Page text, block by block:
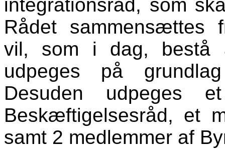
integrationsråd, som
Rådet sammensættes
vil, som i dag, bestå
udpeges på
Desuden udpeges
Beskæftigelsesråd, et
samt 2 medlemmer af